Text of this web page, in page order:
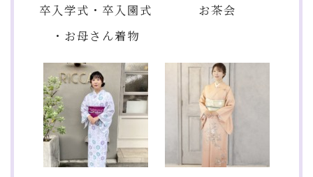
卒入学式・卒入園式
・お母さん着物
お茶会